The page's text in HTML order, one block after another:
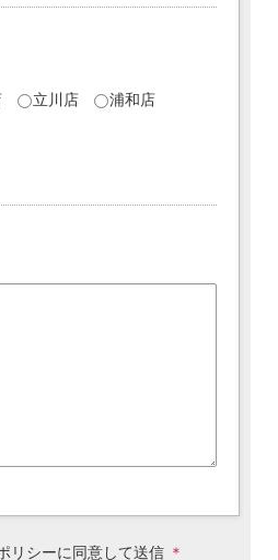
立川店 浦和店
リシーに同意して送信 ＊